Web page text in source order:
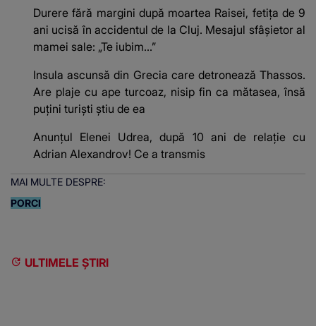
Durere fără margini după moartea Raisei, fetița de 9
ani ucisă în accidentul de la Cluj. Mesajul sfâșietor al
mamei sale: „Te iubim…”
Insula ascunsă din Grecia care detronează Thassos.
Are plaje cu ape turcoaz, nisip fin ca mătasea, însă
puțini turiști știu de ea
Anunțul Elenei Udrea, după 10 ani de relație cu
Adrian Alexandrov! Ce a transmis
MAI MULTE DESPRE:
PORCI
ULTIMELE ȘTIRI